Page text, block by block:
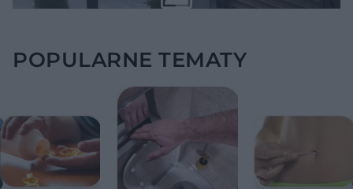
POPULARNE TEMATY